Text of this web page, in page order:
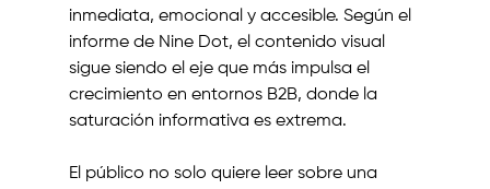
inmediata, emocional y accesible. Según el
informe de Nine Dot, el contenido visual
sigue siendo el eje que más impulsa el
crecimiento en entornos B2B, donde la
saturación informativa es extrema.
El público no solo quiere leer sobre una